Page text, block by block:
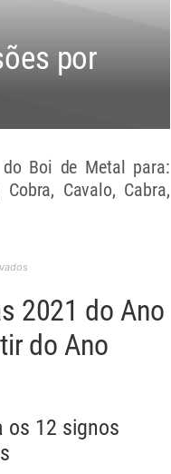
por
Boi de Metal para:
Cavalo, Cabra,
2021 do Ano
do Ano
os 12 signos